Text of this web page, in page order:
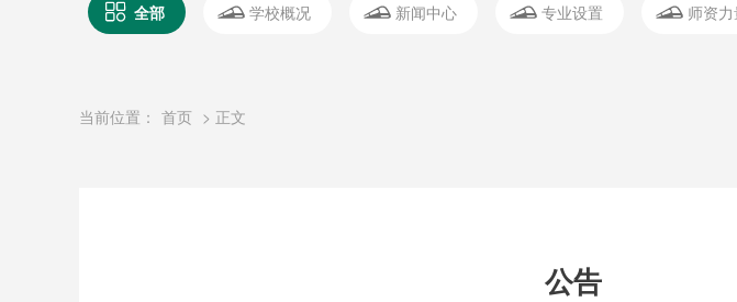
全部 学校概况 新闻中心 专业设置 师资
当前位置： 首页 > 正文
公告